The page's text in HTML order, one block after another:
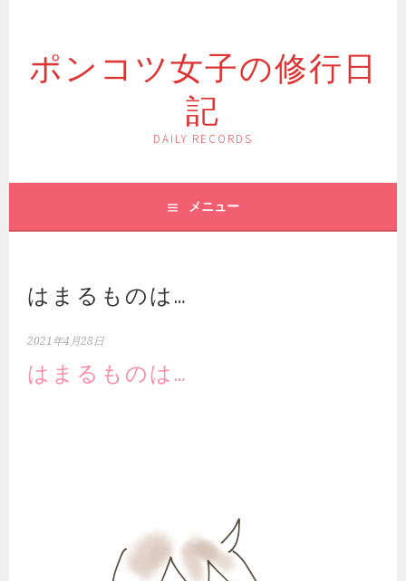
ッ
ポンコツ女子の修行日
記
DAILY RECORDS
メニュー
はまるものは…
2021年4月28日
はまるものは…